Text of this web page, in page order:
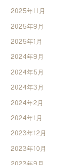
2025年11月
2025年9月
2025年1月
2024年9月
2024年5月
2024年3月
2024年2月
2024年1月
2023年12月
2023年10月